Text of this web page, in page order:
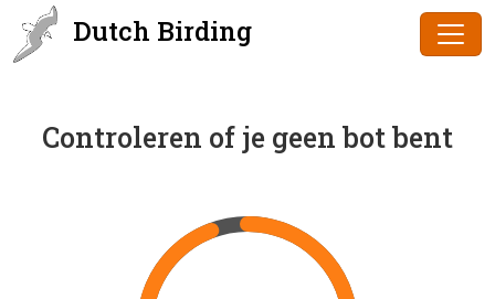
Dutch Birding
Controleren of je geen bot bent